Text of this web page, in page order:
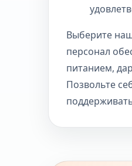
Выберите
персонал
питанием,
Позвольте